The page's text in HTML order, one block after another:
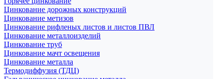
Цинкование дорожных конструкций
Цинкование метизов
Цинкование рифленых листов и листов ПВЛ
Цинкование металлоизделий
Цинкование труб
Цинкование мачт освещения
Цинкование металла
Термодиффузия (ТДЦ)